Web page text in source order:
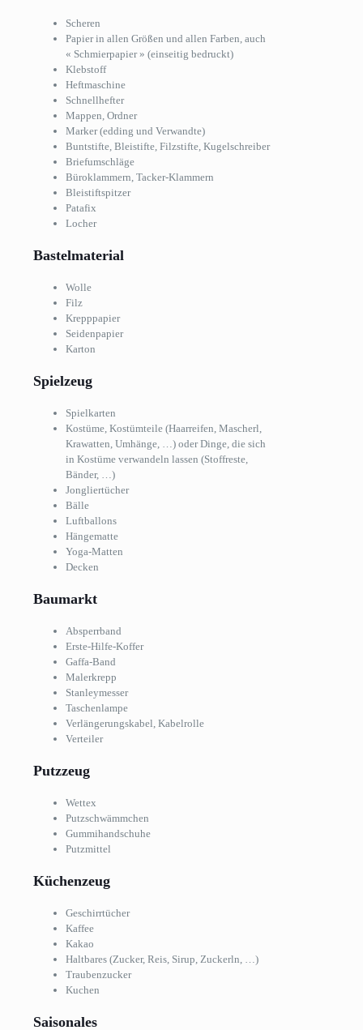
Scheren
Papier in allen Größen und allen Farben, auch
« Schmierpapier » (einseitig bedruckt)
Klebstoff
Heftmaschine
Schnellhefter
Mappen, Ordner
Marker (edding und Verwandte)
Buntstifte, Bleistifte, Filzstifte, Kugelschreiber
Briefumschläge
Büroklammern, Tacker-Klammern
Bleistiftspitzer
Patafix
Locher
Bastelmaterial
Wolle
Filz
Krepppapier
Seidenpapier
Karton
Spielzeug
Spielkarten
Kostüme, Kostümteile (Haarreifen, Mascherl,
Krawatten, Umhänge, …) oder Dinge, die sich
in Kostüme verwandeln lassen (Stoffreste,
Bänder, …)
Jongliertücher
Bälle
Luftballons
Hängematte
Yoga-Matten
Decken
Baumarkt
Absperrband
Erste-Hilfe-Koffer
Gaffa-Band
Malerkrepp
Stanleymesser
Taschenlampe
Verlängerungskabel, Kabelrolle
Verteiler
Putzzeug
Wettex
Putzschwämmchen
Gummihandschuhe
Putzmittel
Küchenzeug
Geschirrtücher
Kaffee
Kakao
Haltbares (Zucker, Reis, Sirup, Zuckerln, …)
Traubenzucker
Kuchen
Saisonales